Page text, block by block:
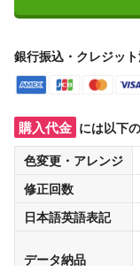
銀行振込・クレジッ
購入代金 には以下
色変更・アレンジ
修正回数
日本語英語表記
データ納品